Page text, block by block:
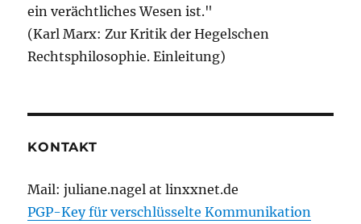
ein verächtliches Wesen ist."
(Karl Marx: Zur Kritik der Hegelschen
Rechtsphilosophie. Einleitung)
KONTAKT
Mail: juliane.nagel at linxxnet.de
PGP-Key für verschlüsselte Kommunikation